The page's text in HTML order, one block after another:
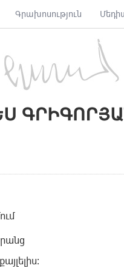
Գրախոսություն